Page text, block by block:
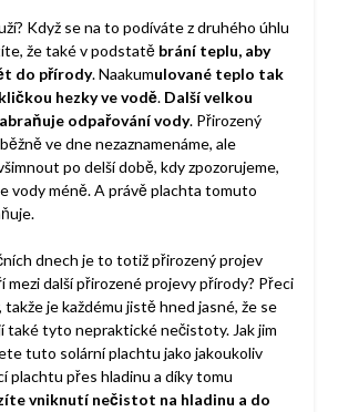
Když se na to podíváte z druhého úhlu
že také v podstatě brání teplu, aby
do přírody. Naakumulované teplo tak
hezky ve vodě. Další velkou
odpařování vody. Přirozený
ve dne nezaznamenáme, ale
po delší době, kdy zpozorujeme,
vody méně. A právě plachta tomuto
dnech je to totiž přirozený projev
mezi další přirozené projevy přírody? Přeci
takže je každému jistě hned jasné, že se
také tyto nepraktické nečistoty. Jak jim
tuto solární plachtu jako jakoukoliv
plachtu přes hladinu a díky tomu
vniknutí nečistot na hladinu a do